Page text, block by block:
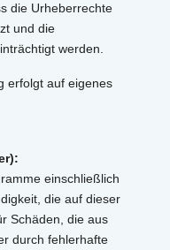
die Urheberrechte
und die
werden.
erfolgt auf eigenes
einschließlich
die auf dieser
Schäden, die aus
durch fehlerhafte